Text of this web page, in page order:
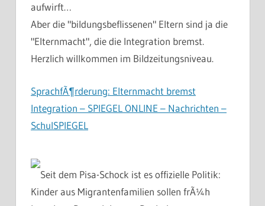
aufwirft…
Aber die "bildungsbeflissenen" Eltern sind ja die
"Elternmacht", die die Integration bremst.
Herzlich willkommen im Bildzeitungsniveau.
SprachfÃ¶rderung: Elternmacht bremst
Integration – SPIEGEL ONLINE – Nachrichten –
SchulSPIEGEL
Seit dem Pisa-Schock ist es offizielle Politik:
Kinder aus Migrantenfamilien sollen frÃ¼h